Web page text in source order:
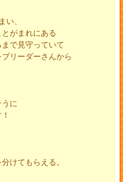
、
がまれにある
で見守っていて
リーダーさんから
に
けてもらえる。